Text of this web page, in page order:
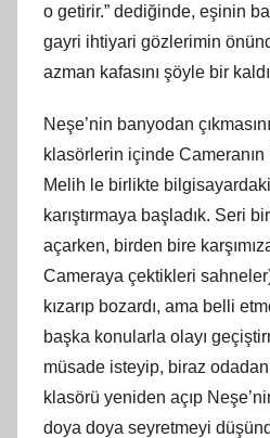
o getirir.” dediğinde, eşinin
gayri ihtiyari gözlerimin
azman kafasını şöyle bir
Neşe’nin banyodan
klasörlerin içinde Cameranın
Melih le birlikte
karıştırmaya başladık. Seri
açarken, birden bire
Cameraya çektikleri sahneler)
kızarıp bozardı, ama belli
başka konularla olayı
müsade isteyip, biraz odadan
klasörü yeniden açıp
doya doya seyretmeyi